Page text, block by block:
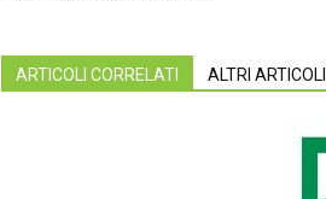
ARTICOLI CORRELATI ALTRI